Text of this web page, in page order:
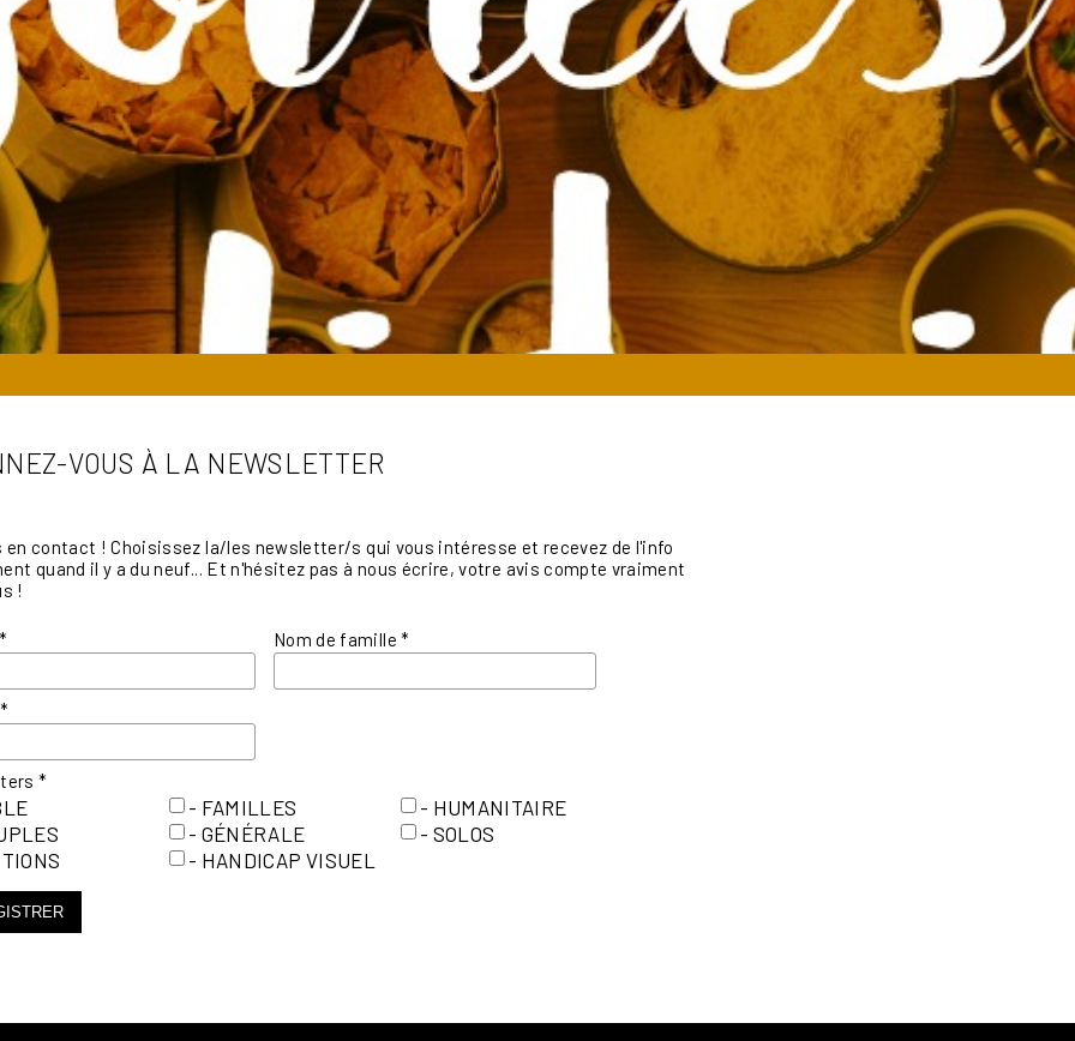
VOUS À LA NEWSLETTER
en contact ! Choisissez la/les newsletter/s qui vous intéresse et recevez de l'info
quand il y a du neuf... Et n'hésitez pas à nous écrire, votre avis compte vraiment
!
* Nom de famille*
*
*
- FAMILLES
- GÉNÉRALE
- HANDICAP VISUEL
- HUMANITAIRE
- SOLOS